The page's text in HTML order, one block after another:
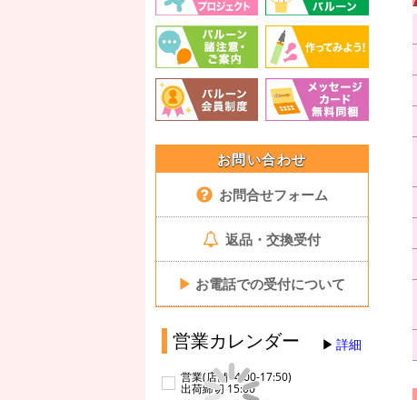
お問い合わせ
お問合せフォーム
返品・交換受付
▶ お電話での受付について
営業カレンダー 詳細
営業(店舗14:00-17:50)
出荷締切 15:00